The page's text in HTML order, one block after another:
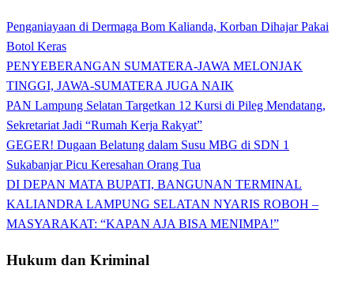
Penganiayaan di Dermaga Bom Kalianda, Korban Dihajar Pakai
Botol Keras
PENYEBERANGAN SUMATERA-JAWA MELONJAK
TINGGI, JAWA-SUMATERA JUGA NAIK
PAN Lampung Selatan Targetkan 12 Kursi di Pileg Mendatang,
Sekretariat Jadi “Rumah Kerja Rakyat”
GEGER! Dugaan Belatung dalam Susu MBG di SDN 1
Sukabanjar Picu Keresahan Orang Tua
DI DEPAN MATA BUPATI, BANGUNAN TERMINAL
KALIANDRA LAMPUNG SELATAN NYARIS ROBOH –
MASYARAKAT: “KAPAN AJA BISA MENIMPA!”
Hukum dan Kriminal